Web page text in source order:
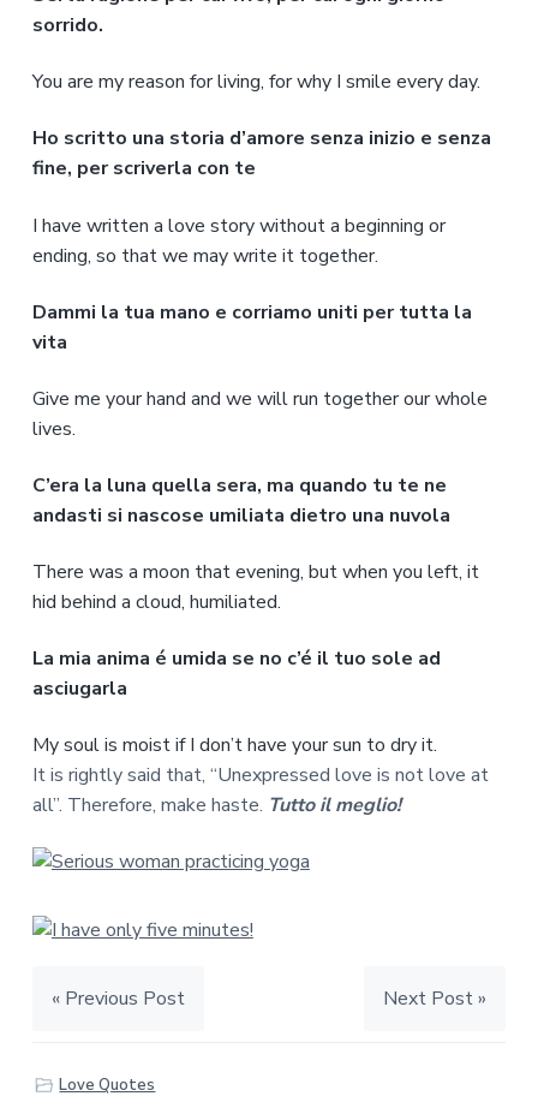
sorrido.
You are my reason for living, for why I smile every day.
Ho scritto una storia d’amore senza inizio e senza
fine, per scriverla con te
I have written a love story without a beginning or
ending, so that we may write it together.
Dammi la tua mano e corriamo uniti per tutta la
vita
Give me your hand and we will run together our whole
lives.
C’era la luna quella sera, ma quando tu te ne
andasti si nascose umiliata dietro una nuvola
There was a moon that evening, but when you left, it
hid behind a cloud, humiliated.
La mia anima é umida se no c’é il tuo sole ad
asciugarla
My soul is moist if I don’t have your sun to dry it.
It is rightly said that, “Unexpressed love is not love at
all”. Therefore, make haste. Tutto il meglio!
« Previous Post Next Post »
Love Quotes